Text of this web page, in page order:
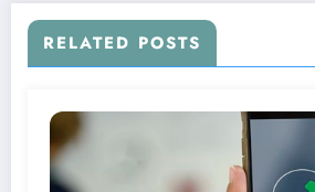
RELATED POSTS